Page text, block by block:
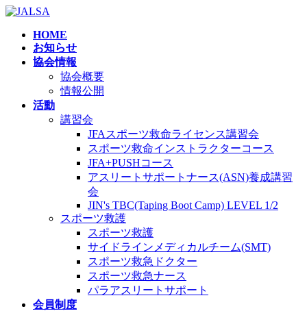
コ
ナ
HOME
お知らせ
協会情報
協会概要
情報公開
活動
講習会
JFAスポーツ救命ライセンス講習会
スポーツ救命インストラクターコース
JFA+PUSHコース
アスリートサポートナース(ASN)養成講習
会
JIN's TBC(Taping Boot Camp) LEVEL 1/2
スポーツ救護
スポーツ救護
サイドラインメディカルチーム(SMT)
スポーツ救急ドクター
スポーツ救急ナース
パラアスリートサポート
会員制度